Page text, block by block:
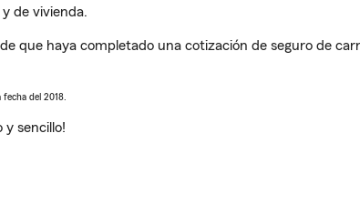
de vivienda.
que haya completado una cotización de seguro de
del 2018.
y sencillo!